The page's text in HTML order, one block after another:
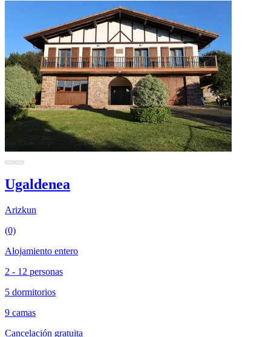
Ugaldenea
Arizkun
(0)
Alojamiento entero
2 - 12 personas
5 dormitorios
9 camas
Cancelación gratuita